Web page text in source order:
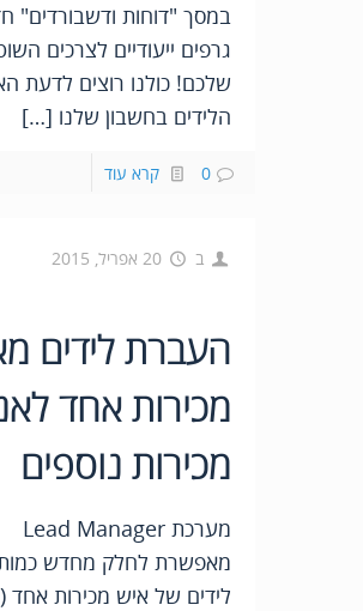
במסך "דוחות ודשבורדים"
גרפים ייעודיים לצרכים
שלכם! כולנו רוצים לדעת
הלידים בחשבון שלנו […]
0 קרא עוד
ב 20 אפריל, 2015
העברת לידים
מכירות אחד
מכירות נוספים
מערכת Lead Manager
מאפשרת לחלק מחדש
לידים של איש מכירות אחד